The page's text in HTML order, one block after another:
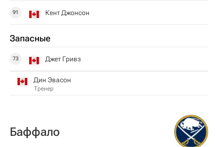
91 Кент Джонсон
Запасные
73 Джет Гривз
Дин Эвасон
Тренер
Баффало